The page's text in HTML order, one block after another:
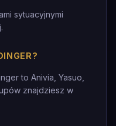
sytuacyjnymi
to Anivia, Yasuo,
znajdziesz w